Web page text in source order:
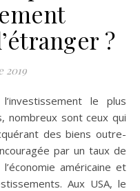
?
2019
nombreux sont ceux qui
des biens outre-
par un taux de
américaine et
Aux USA, le